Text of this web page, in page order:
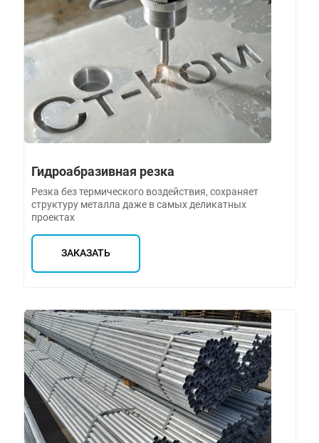
Гидроабразивная резка
Резка без термического воздействия, сохраняет
структуру металла даже в самых деликатных
проектах
ЗАКАЗАТЬ